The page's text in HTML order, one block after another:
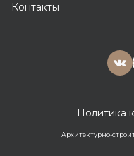
Контакты
Политика
Архитектурно-